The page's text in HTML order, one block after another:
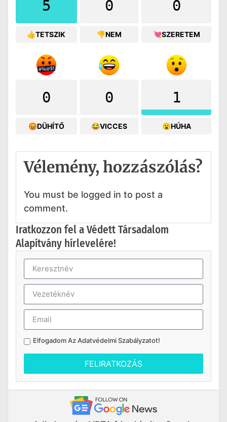
5
👍TETSZIK
0
👎NEM
0
💘SZERETEM
0
😡DÜHÍTŐ
0
😂VICCES
1
😮HÚHA
Vélemény, hozzászólás?
You must be logged in to post a
comment.
Iratkozzon fel a Védett Társadalom
Alapítvány hírlevelére!
Elfogadom AzAdatvédelmi Szabályzatot!
FELIRATKOZÁS